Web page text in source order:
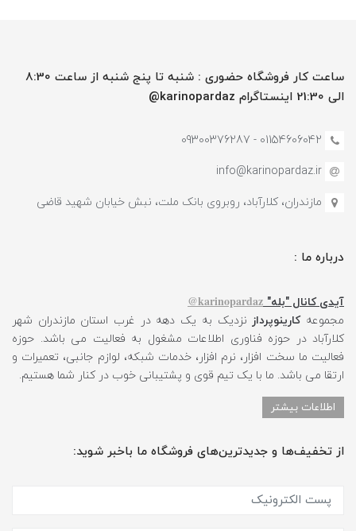
ساعت کار فروشگاه حضوری : شنبه تا پنج شنبه از ساعت 8:30
الی 21:30 اینستاگرام karinopardaz@
01154606042 - 09300376287
info@karinopardaz.ir
مازندران، کلارآباد، روبروی بانک ملت، نبش خیابان شهید قاضی
درباره ما :
آیدی کانال "بله" karinopardaz@
مجموعهکارینوپرداز نزدیک به یک دهه در غرب استان مازندران شهر
کلارآباد در حوزه فناوری اطلاعات مشغول به فعالیت می باشد. حوزه
فعالیت ما سخت افزار، نرم افزار، خدمات شبکه، لوازم جانبی، تعمیرات و
ارتقا می باشد. ما با یک تیم قوی و پشتیبانی خوب در کنار شما هستیم.
اطلاعات بیشتر
از تخفیف‌ها و جدیدترین‌های فروشگاه ما باخبر شوید: